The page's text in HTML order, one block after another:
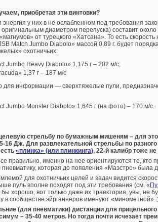
приобретая эти винтовки?
энергия у них в не ослабленном под требования
диаметром перепуска) составит
от турецкого «Хатсана». То есть скорость
Match Jumbo Diabolo» массой 0,89 г. будет
охотничьих:
Jumbo Heavy Diabolo» 1,175 г – 202 м/с;
1,37 г – 187 м/с
для информации — сверхтяжелые пули,
Jumbo Monster Diabolo» 1,645 г (на фото) – 170 м/с.
стрельбу по бумажным мишеням – для
16 Дж. Для развлекательной стрельбы по
«плинка» (или плинкинга), 22-й калибр тоже
правильно, именно на нее ориентируются те, кто
которая до появления «Маэстро» была
для охотничьих целей и задач видится
пуль вполне походят под эти требования (см. «
хорошо, вот только даже их траектория, увы, не
в сообществе эйрганнеров именуют «минометной»
(для пневматики) дистанции для
– 35-40 метров. Но тогда почти исчезает